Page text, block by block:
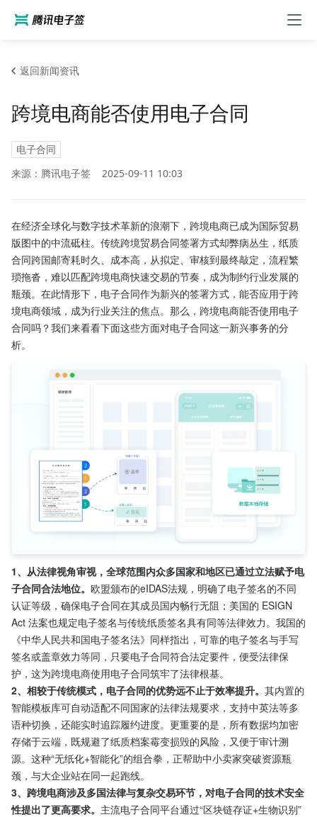
返回新闻资讯
跨境电商能否使用电子合同
电子合同
来源：腾讯电子签
2025-09-11 10:03
在经济全球化与数字技术革新的浪潮下，跨境电商已成为国际贸易
版图中的中流砥柱。传统跨境贸易合同签署方式却弊病丛生，纸质
合同跨国邮寄耗时久、成本高，从拟定、审核到最终敲定，流程繁
琐拖沓，难以匹配跨境电商快速交易的节奏，成为制约行业发展的
瓶颈。在此情形下，电子合同作为新兴的签署方式，能否应用于跨
境电商领域，成为行业关注的焦点。那么，跨境电商能否使用电子
合同吗？我们来看看下面这些方面对电子合同这一新兴事务的分
析。
1、从法律视角审视，全球范围内众多国家和地区已通过立法赋予电
子合同合法地位。 欧盟颁布的eIDAS法规，明确了电子签名的不同
认证等级，确保电子合同在其成员国内畅行无阻；美国的 ESIGN
Act 法案也规定电子签名与传统纸质签名具有同等法律效力。我国的
《中华人民共和国电子签名法》同样指出，可靠的电子签名与手写
签名或盖章效力等同，只要电子合同符合法定要件，便受法律保
护，这为跨境电商使用电子合同筑牢了法律根基。​
2、相较于传统模式，电子合同的优势远不止于效率提升。 其内置的
智能模板库可自动适配不同国家的法律法规要求，支持中英法等多
语种切换，还能实时追踪履约进度。更重要的是，所有数据均加密
存储于云端，既规避了纸质档案霉变损毁的风险，又便于审计溯
源。这种“无纸化+智能化”的组合拳，正帮助中小卖家突破资源瓶
颈，与大企业站在同一起跑线。​
3、跨境电商涉及多国法律与复杂交易环节，对电子合同的技术安全
性提出了更高要求。 主流电子合同平台通过“区块链存证+生物识别”